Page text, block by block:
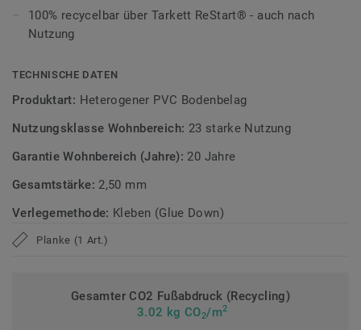
bis zu 12 m² ohne sichtbaren Rapport. So entstehen
besonders natürliche und hochwertige Bodenbilder.
Ultramatte Oberfläche, besonders widerstandsfähig
Die Tektanium-Oberfläche sorgt für eine authentische,
ultramatte Optik und schützt zuverlässig vor Kratzern,
Zirkulär gedacht
Hergestellt in Europa mit 36 % Recyclinganteil und zu 100%
recycelbar. Zudem ist der Bodenbelag phthalatfrei und
weist sehr niedrige VOC-Emissionen auf, geprüft nach
iD Naturals Glue Down ist auch mit 0,70 mm
Nutzschichtstärkeverfügbar, geeignet für den Einsatz im
100% recycelbar über Tarkett ReStart® - auch nach
Nutzung
TECHNISCHE DATEN
Produktart: Heterogener PVC Bodenbelag
Nutzungsklasse Wohnbereich: 23 starke Nutzung
Garantie Wohnbereich (Jahre): 20 Jahre
Gesamtstärke: 2,50 mm
Verlegemethode: Kleben (Glue Down)
Planke (1 Art.)
Gesamter CO2 Fußabdruck (Recycling)
3.02 kg CO2/m2